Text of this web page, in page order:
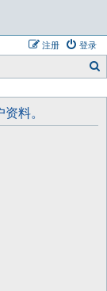
登录
注册
料。